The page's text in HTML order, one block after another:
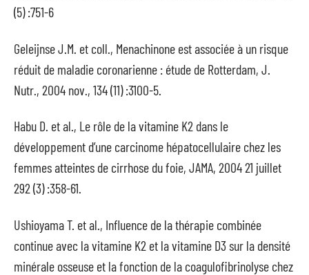
(5) :751-6
Geleijnse J.M. et coll., Menachinone est associée à un risque
réduit de maladie coronarienne : étude de Rotterdam, J.
Nutr., 2004 nov., 134 (11) :3100-5.
Habu D. et al., Le rôle de la vitamine K2 dans le
développement d’une carcinome hépatocellulaire chez les
femmes atteintes de cirrhose du foie, JAMA, 2004 21 juillet
292 (3) :358-61.
Ushioyama T. et al., Influence de la thérapie combinée
continue avec la vitamine K2 et la vitamine D3 sur la densité
minérale osseuse et la fonction de la coagulofibrinolyse chez